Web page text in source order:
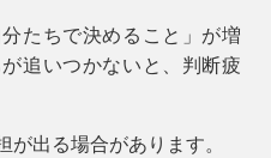
たちで決めること」が増
追いつかないと、判断疲
出る場合があります。